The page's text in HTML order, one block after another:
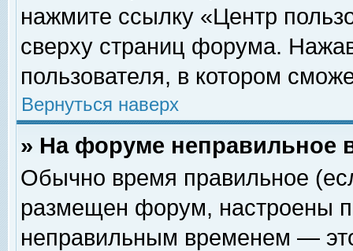
нажмите ссылку «Центр
сверху страниц форума.
пользователя, в котором
Вернуться наверх
» На форуме неправильное
Обычно время правильное
размещен форум, настроены
неправильным временем —